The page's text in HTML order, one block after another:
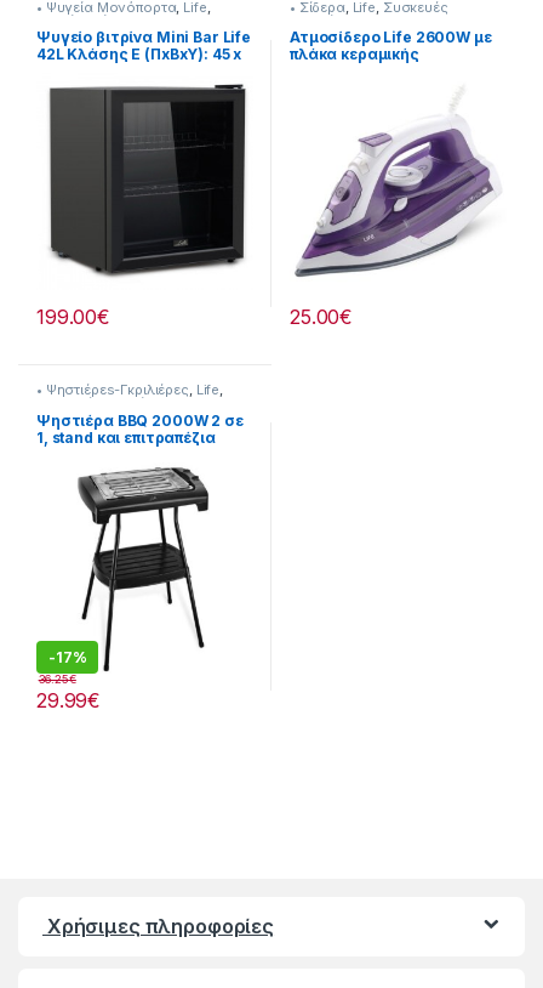
• Ψυγεία Μονόπορτα, Life
Ψυγεία-Ψύξη
Ψυγείο βιτρίνα Mini Bar Life
42L Κλάσης E (ΠxΒxΥ): 45 x
199.00€
• Σίδερα, Life Συσκευές
Σιδερώματος
Ατμοσίδερο Life 2600W με
πλάκα κεραμικής
25.00€
• Ψηστιέρεs-Γκριλιέρες, Life,
Συσκευές Κουζίνας
Ψηστιέρα BBQ 2000W 2 σε
1, stand και επιτραπέζια
-17%
29.99€
36.25€
Χρήσιμες πληροφορίες